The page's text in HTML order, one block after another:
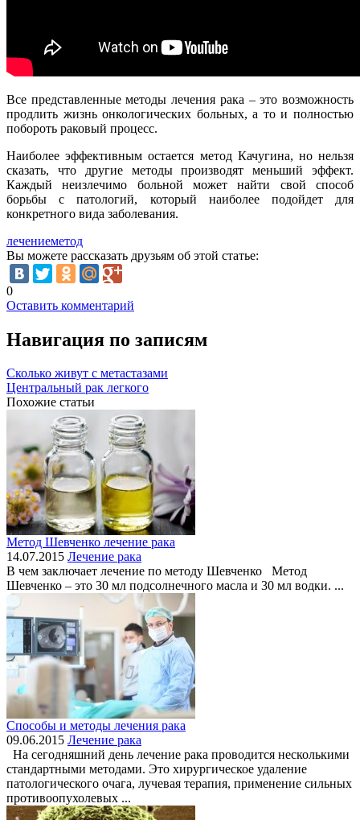
Все представленные методы лечения рака – это возможность
продлить жизнь онкологических больных, а то и полностью
побороть раковый процесс.
Наиболее эффективным остается метод Качугина, но нельзя
сказать, что другие методы производят меньший эффект.
Каждый неизлечимо больной может найти свой способ
борьбы с патологий, который наиболее подойдет для
конкретного вида заболевания.
лечениеметод
Вы можете рассказать друзьям об этой статье:
0
Оставить комментарий
Навигация по записям
Сколько живут с метастазами
Центральный рак легкого
Похожие статьи
Метод Шевченко лечение рака
14.07.2015 Лечение рака
В чем заключает лечение по методу Шевченко Метод
Шевченко – это 30 мл подсолнечного масла и 30 мл водки. ...
Способы и методы лечения рака
09.06.2015 Лечение рака
На сегодняшний день лечение рака проводится несколькими
стандартными методами. Это хирургическое удаление
патологического очага, лучевая терапия, применение сильных
противоопухолевых ...